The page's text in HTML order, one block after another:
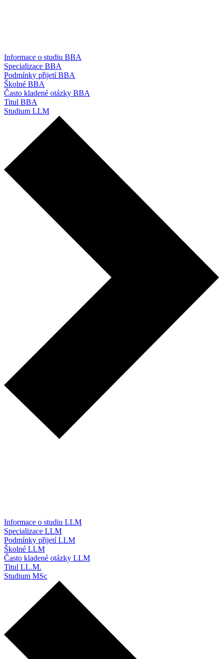
Informace o studiu BBA
Specializace BBA
Podmínky přijetí BBA
Školné BBA
Často kladené otázky BBA
Titul BBA
Studium LLM
Informace o studiu LLM
Specializace LLM
Podmínky přijetí LLM
Školné LLM
Často kladené otázky LLM
Titul LL.M.
Studium MSc